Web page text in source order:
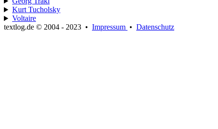
Kurt Tucholsky
Voltaire
textlog.de © 2004 - 2023 • Impressum • Datenschutz